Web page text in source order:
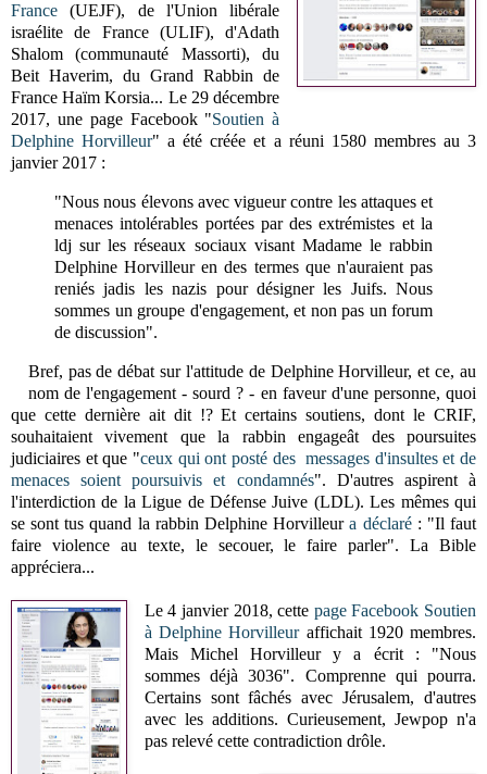
France (UEJF), de l'Union libérale
israélite de France (ULIF), d'Adath
Shalom (communauté Massorti), du
Beit Haverim, du Grand Rabbin de
France Haïm Korsia... Le 29 décembre
2017, une page Facebook "Soutien à
Delphine Horvilleur" a été créée et a réuni 1580 membres au 3
janvier 2017 :
"Nous nous élevons avec vigueur contre les attaques et
menaces intolérables portées par des extrémistes et la
ldj sur les réseaux sociaux visant Madame le rabbin
Delphine Horvilleur en des termes que n'auraient pas
reniés jadis les nazis pour désigner les Juifs. Nous
sommes un groupe d'engagement, et non pas un forum
de discussion".
Bref, pas de débat sur l'attitude de Delphine Horvilleur, et ce, au
nom de l'engagement - sourd ? - en faveur d'une personne, quoi
que cette dernière ait dit !? Et certains soutiens, dont le CRIF,
souhaitaient vivement que la rabbin engageât des poursuites
judiciaires et que "ceux qui ont posté des messages d'insultes et de
menaces soient poursuivis et condamnés". D'autres aspirent à
l'interdiction de la Ligue de Défense Juive (LDL). Les mêmes qui
se sont tus quand la rabbin Delphine Horvilleura déclaré: "Il faut
faire violence au texte, le secouer, le faire parler". La Bible
appréciera...
Le 4 janvier 2018, cette page Facebook Soutien
à Delphine Horvilleuraffichait 1920 membres.
Mais Michel Horvilleur y a écrit : "Nous
sommes déjà 3036". Comprenne qui pourra.
Certains sont fâchés avec Jérusalem, d'autres
avec les additions. Curieusement, Jewpop n'a
pas relevé cette contradiction drôle.